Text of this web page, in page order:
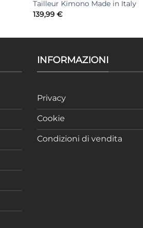
Tailleur Kimono Made in Italy
139,99€
INFORMAZIONI
Privacy
Cookie
Condizioni di vendita